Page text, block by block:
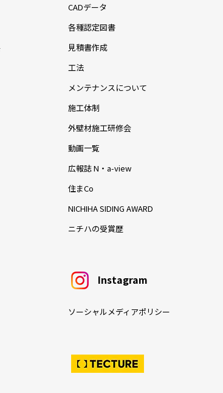
CADデータ
各種認定図書
見積書作成
工法
メンテナンスについて
施工体制
外壁材施工研修会
動画一覧
広報誌 N・a-view
住まCo
NICHIHA SIDING AWARD
ニチハの受賞歴
Instagram
ソーシャルメディアポリシー